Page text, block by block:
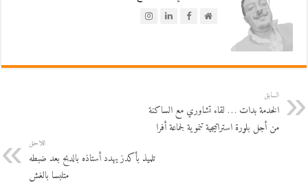
السابق
الخدمة بدات … لقاء تشاوري مع الساكنة
من أجل بلورة استراتيجية تنموية لجماعة أفرا
اللاحق
تلميذ بأكدز يهدد أستاذه بالدبح بعد ضبطه
متلبسا بالغش